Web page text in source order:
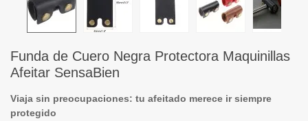
Funda de Cuero Negra Protectora Maquinillas
Afeitar SensaBien
Viaja sin preocupaciones: tu afeitado merece ir siempre
protegido